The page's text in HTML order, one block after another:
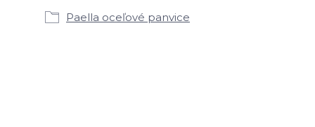
Paella oceľové panvice